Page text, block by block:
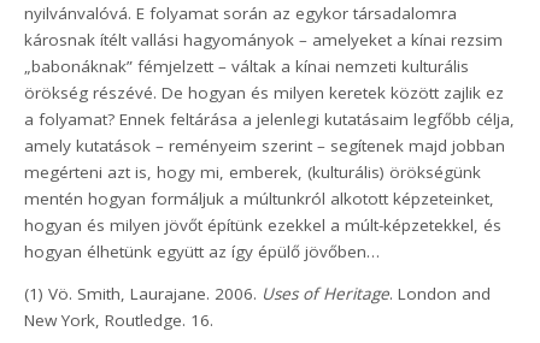
nyilvánvalóvá. E folyamat során az egykor társadalomra
károsnak ítélt vallási hagyományok – amelyeket a kínai rezsim
„babonáknak” fémjelzett – váltak a kínai nemzeti kulturális
örökség részévé. De hogyan és milyen keretek között zajlik ez
a folyamat? Ennek feltárása a jelenlegi kutatásaim legfőbb célja,
amely kutatások – reményeim szerint – segítenek majd jobban
megérteni azt is, hogy mi, emberek, (kulturális) örökségünk
mentén hogyan formáljuk a múltunkról alkotott képzeteinket,
hogyan és milyen jövőt építünk ezekkel a múlt-képzetekkel, és
hogyan élhetünk együtt az így épülő jövőben…
(1) Vö. Smith, Laurajane. 2006. Uses of Heritage. London and
New York, Routledge. 16.